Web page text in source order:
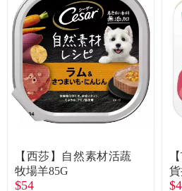
【西莎】自然素材活蔬
牧場羊85G
$54
經